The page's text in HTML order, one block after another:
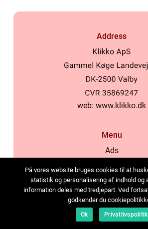
Address
web: www.klikko.dk
Menu
Ads
Cookies
Contact
Sitemap
På vores website bruges cookies til at
statistik og personalisering af indhold og
information deles med tredjepart. Ved
godkender du
Ok Privatlivspolitik